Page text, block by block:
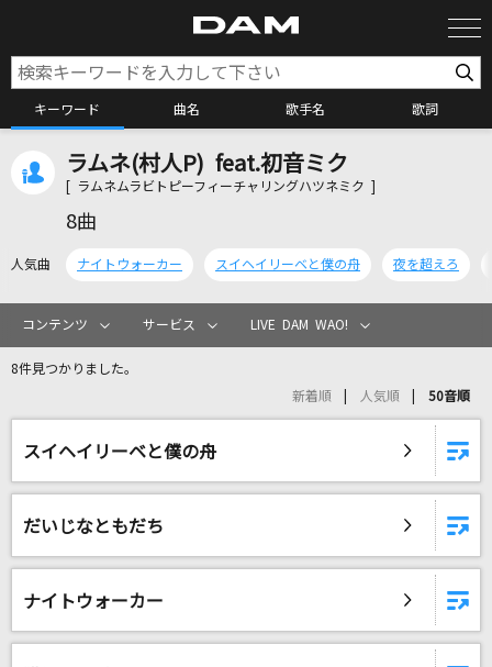
キーワード 曲名 歌手名 歌詞
カラオケ検索
カラオケリクエスト
リアルタイムで歌われている曲の一覧
紫陽花の残夢で逢いましょう
武蔵坊弁慶(宮田幸季)
[生音]ETERNAL BLAZE(LIVE FEVER 2009 200
9.1.25@NIPPON BUDOKAN)
水樹奈々
ラムネ(村人P) feat.初音ミク
[ ラムネムラビトピーフィーチャリングハツネミク ]
8曲
人気曲 ナイトウォーカー スイヘイリーベと僕の舟 夜を超えろ
コンテンツ サービス LIVE DAM WAO!
8件見つかりました。
新着順 人気順 50音順
スイヘイリーベと僕の舟
だいじなともだち
ナイトウォーカー